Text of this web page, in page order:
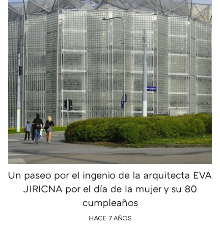
Un paseo por el ingenio de la arquitecta EVA
JIRICNA por el día de la mujer y su 80
cumpleaños
HACE 7 AÑOS